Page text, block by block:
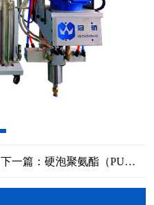
下一篇：硬泡聚氨酯（PU）发泡机